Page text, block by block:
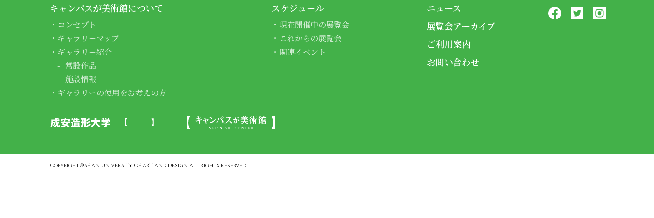
キャンパスが美術館について
コンセプト
ギャラリーマップ
ギャラリー紹介
常設作品
施設情報
ギャラリーの使用をお考えの方
スケジュール
現在開催中の展覧会
これからの展覧会
関連イベント
ニュース
展覧会アーカイブ
ご利用案内
お問い合わせ
Copyright©SEIAN UNIVERSITY OF ART AND DESIGN All Rights Reserved.